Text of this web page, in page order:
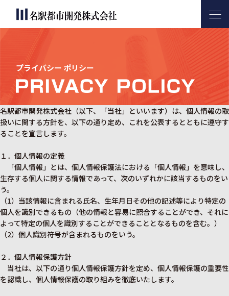
サービス内容
コインパーキング活用実績
お問い合わせ
プライバシー ポリシー
名駅都市開発株式会社（以下、「当社」といいます）は、個人情報の取
扱いに関する方針を、以下の通り定め、これを公表するとともに遵守す
ることを宣言します。
１．個人情報の定義
「個人情報」とは、個人情報保護法における「個人情報」を意味し、
生存する個人に関する情報であって、次のいずれかに該当するものをい
う。
（1）当該情報に含まれる氏名、生年月日その他の記述等により特定の
個人を識別できるもの（他の情報と容易に照合することができ、それに
よって特定の個人を識別することができることとなるものを含む。）
（2）個人識別符号が含まれるものをいう。
２．個人情報保護方針
当社は、以下の通り個人情報保護方針を定め、個人情報保護の重要性
を認識し、個人情報保護の取り組みを徹底いたします。